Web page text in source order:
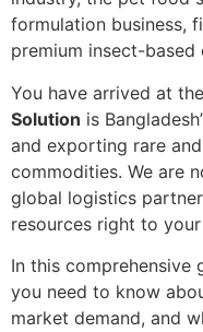
formulation business,
premium insect-based
You have arrived at
Solution is
and exporting rare
commodities. We are
global logistics
resources right to
In this comprehensive
you need to know
market demand, and